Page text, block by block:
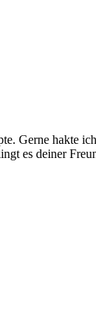
Gerne hakte
es deiner